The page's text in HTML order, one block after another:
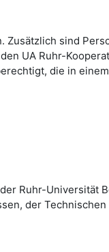
sind
UA Ruhr-
die in
Ruhr-Universität
der